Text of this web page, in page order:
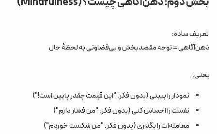
ذهن‌آگاهی = توجه مقصد‌بخش و بی‌قضاوتی به لحظهٔ حال
یعنی: